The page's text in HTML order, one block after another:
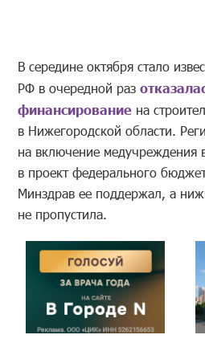
В середине октября стало
РФ в очередной раз
финансирование на
в Нижегородской области.
на включение медучреждения
в проект федерального
Минздрав ее поддержал, а
не пропустила.